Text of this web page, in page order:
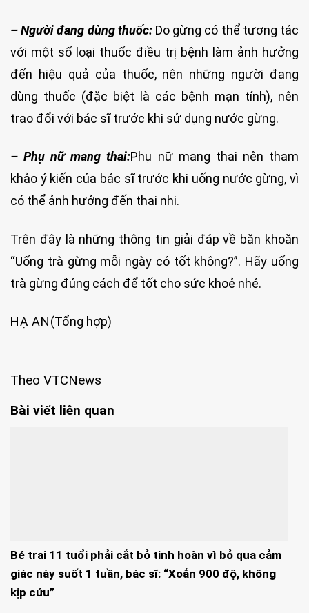
– Người đang dùng thuốc:Do gừng có thể tương tác
với một số loại thuốc điều trị bệnh làm ảnh hưởng
đến hiệu quả của thuốc, nên những người đang
dùng thuốc (đặc biệt là các bệnh mạn tính), nên
trao đổi với bác sĩ trước khi sử dụng nước gừng.
– Phụ nữ mang thai:Phụ nữ mang thai nên tham
khảo ý kiến của bác sĩ trước khi uống nước gừng, vì
có thể ảnh hưởng đến thai nhi.
Trên đây là những thông tin giải đáp về băn khoăn
“Uống trà gừng mỗi ngày có tốt không?”. Hãy uống
trà gừng đúng cách để tốt cho sức khoẻ nhé.
HẠ AN(Tổng hợp)
Theo VTCNews
Bài viết liên quan
Bé trai 11 tuổi phải cắt bỏ tinh hoàn vì bỏ qua cảm
giác này suốt 1 tuần, bác sĩ: “Xoắn 900 độ, không
kịp cứu”